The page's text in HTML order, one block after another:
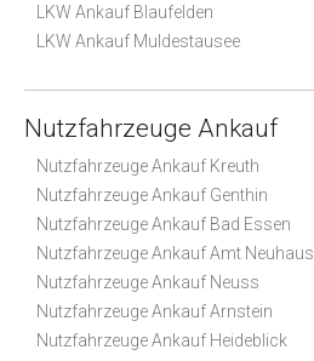
LKW Ankauf Blaufelden
LKW Ankauf Muldestausee
Nutzfahrzeuge Ankauf
Nutzfahrzeuge Ankauf Kreuth
Nutzfahrzeuge Ankauf Genthin
Nutzfahrzeuge Ankauf Bad Essen
Nutzfahrzeuge Ankauf Amt Neuhaus
Nutzfahrzeuge Ankauf Neuss
Nutzfahrzeuge Ankauf Arnstein
Nutzfahrzeuge Ankauf Heideblick